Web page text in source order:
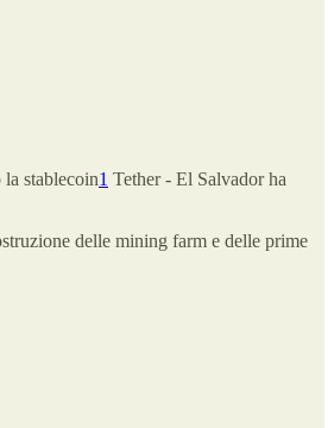
stablecoin1 Tether - El Salvador ha
delle mining farm e delle prime